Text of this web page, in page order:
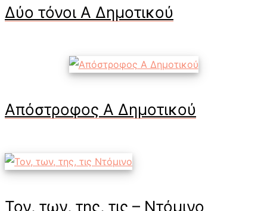
Δύο τόνοι Α Δημοτικού
Απόστροφος Α Δημοτικού
Τον, των, της, τις – Ντόμινο